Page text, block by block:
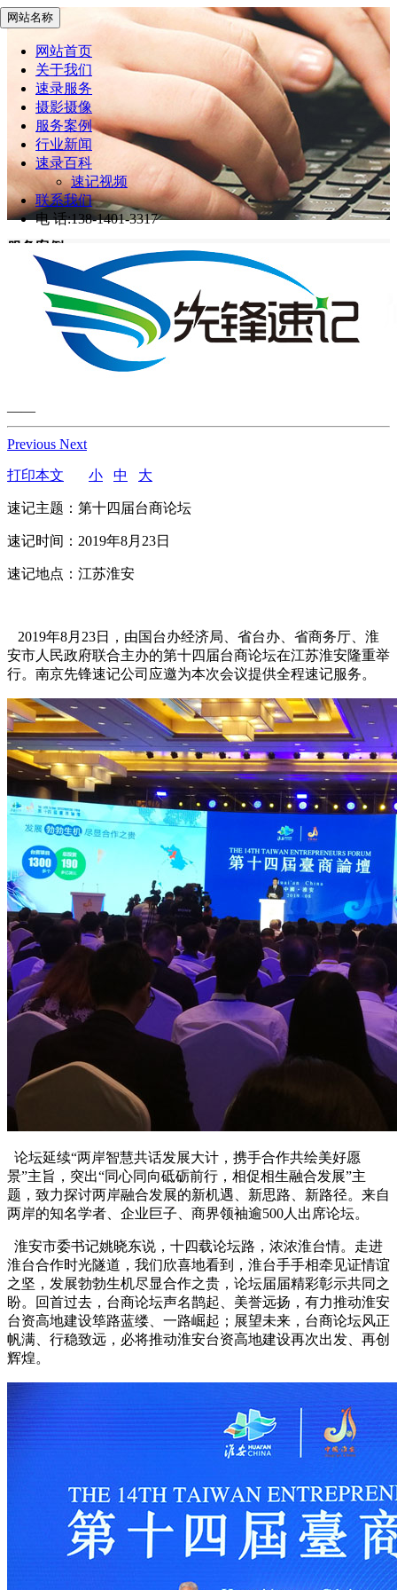
网站名称
网站首页
关于我们
速录服务
摄影摄像
服务案例
行业新闻
速录百科
速记视频
联系我们
电 话:138-1401-3317
服务案例
先锋速记> 服务案例
网站首页
服务案例
第十四届台商论坛
——
Previous Next
打印本文 小 中 大
速记主题：第十四届台商论坛
速记时间：2019年8月23日
速记地点：江苏淮安
2019年8月23日，由国台办经济局、省台办、省商务厅、淮
安市人民政府联合主办的第十四届台商论坛在江苏淮安隆重举
行。南京先锋速记公司应邀为本次会议提供全程速记服务。
论坛延续“两岸智慧共话发展大计，携手合作共绘美好愿
景”主旨，突出“同心同向砥砺前行，相促相生融合发展”主
题，致力探讨两岸融合发展的新机遇、新思路、新路径。来自
两岸的知名学者、企业巨子、商界领袖逾500人出席论坛。
淮安市委书记姚晓东说，十四载论坛路，浓浓淮台情。走进
淮台合作时光隧道，我们欣喜地看到，淮台手手相牵见证情谊
之坚，发展勃勃生机尽显合作之贵，论坛届届精彩彰示共同之
盼。回首过去，台商论坛声名鹊起、美誉远扬，有力推动淮安
台资高地建设筚路蓝缕、一路崛起；展望未来，台商论坛风正
帆满、行稳致远，必将推动淮安台资高地建设再次出发、再创
辉煌。